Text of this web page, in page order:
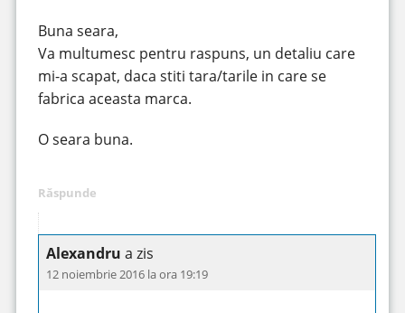
Buna seara,
Va multumesc pentru raspuns, un detaliu care
mi-a scapat, daca stiti tara/tarile in care se
fabrica aceasta marca.
O seara buna.
Răspunde
Alexandru a zis
12 noiembrie 2016 la ora 19:19